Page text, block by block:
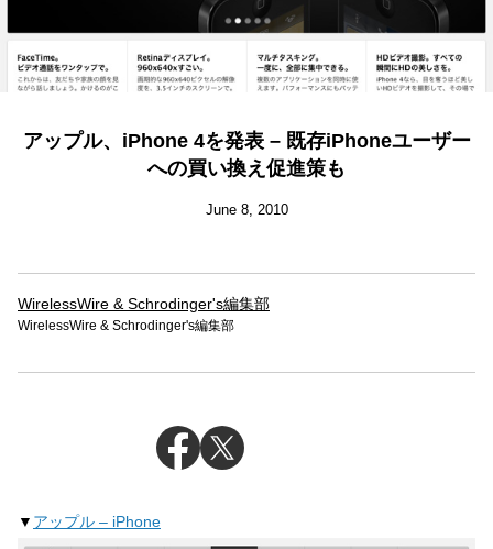
アップル、iPhone 4を発表 – 既存iPhoneユーザー
への買い換え促進策も
June 8, 2010
WirelessWire & Schrodinger's編集部
WirelessWire & Schrodinger's編集部
▼ アップル – iPhone